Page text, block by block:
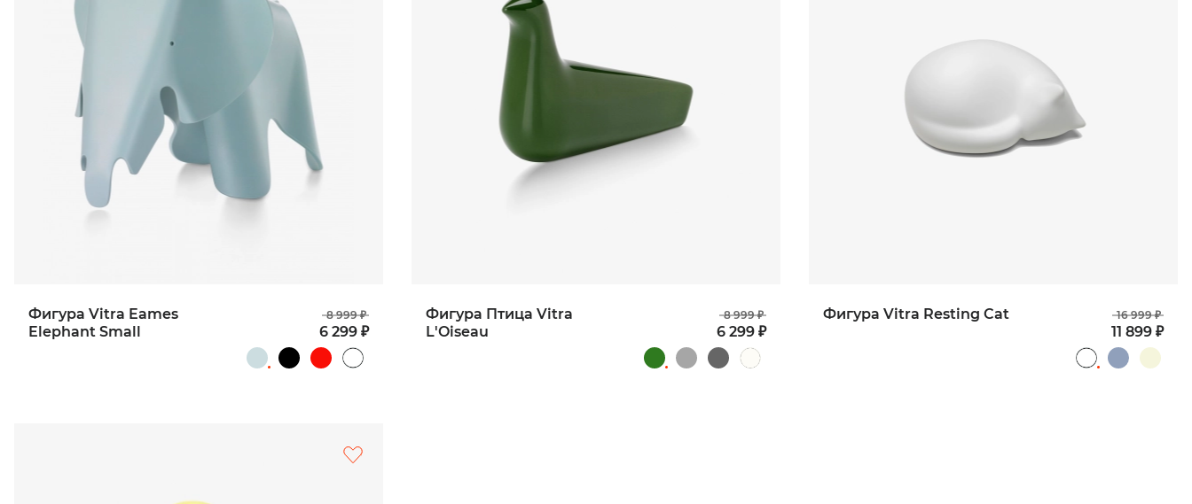
Фигура Vitra Eames
Elephant Small
8 999 ₽
6 299 ₽
Фигура Птица Vitra
L'Oiseau
8 999 ₽
6 299 ₽
Фигура Vitra Resting Cat 16 999 ₽
11 899 ₽